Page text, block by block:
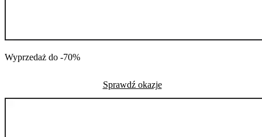
Wyprzedaż do -70%
Sprawdź okazje